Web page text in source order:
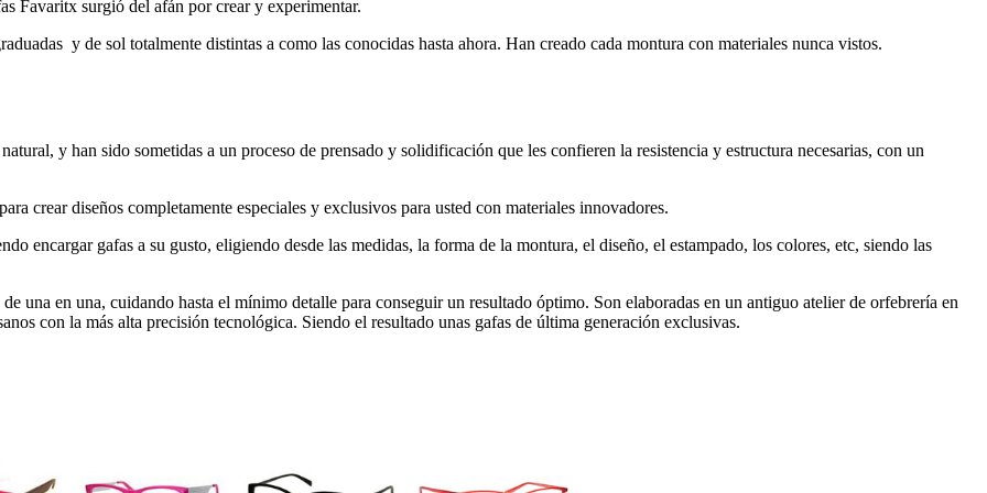
Favaritx surgió del afán por crear y experimentar.
y de sol totalmente distintas a como las conocidas hasta ahora. Han creado cada montura con materiales nunca vistos.
y han sido sometidas a un proceso de prensado y solidificación que les confieren la resistencia y estructura necesarias, con un
crear diseños completamente especiales y exclusivos para usted con materiales innovadores.
encargar gafas a su gusto, eligiendo desde las medidas, la forma de la montura, el diseño, el estampado, los colores, etc, siendo las
una en una, cuidando hasta el mínimo detalle para conseguir un resultado óptimo. Son elaboradas en un antiguo atelier de orfebrería en
con la más alta precisión tecnológica. Siendo el resultado unas gafas de última generación exclusivas.